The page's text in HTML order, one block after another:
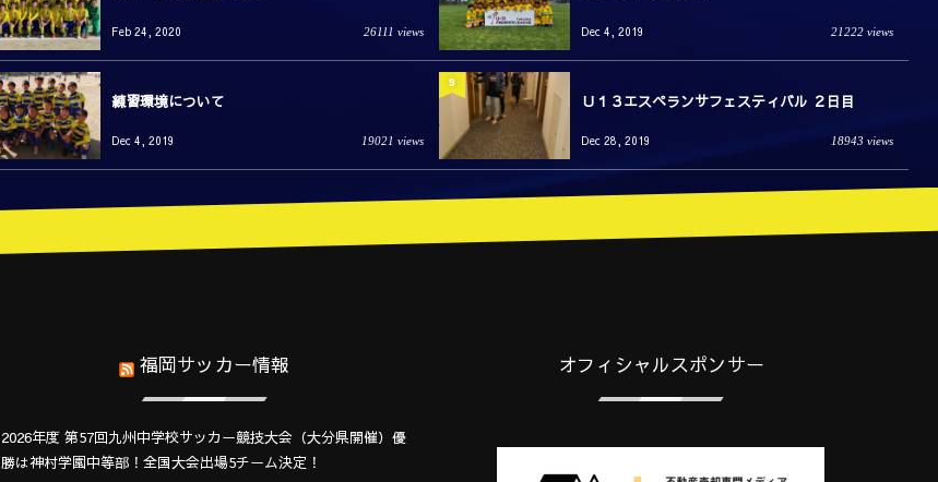
Feb 24, 2020 26111 views Dec 4, 2019 21222 views
練習環境について
Dec 4, 2019 19021 views
Ｕ１３エスペランサフェスティバル ２日目
Dec 28, 2019 18943 views
9
福岡サッカー情報
2026年度 第57回九州中学校サッカー競技大会（大分県開催）優
勝は神村学園中等部！全国大会出場5チーム決定！
オフィシャルスポンサー